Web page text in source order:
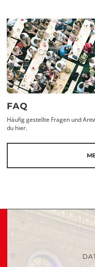
FAQ
Häufig gestellte Fragen und
du hier.